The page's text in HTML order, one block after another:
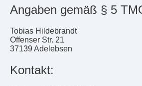
Angaben gemäß § 5
Tobias Hildebrandt
Offenser Str. 21
37139 Adelebsen
Kontakt: